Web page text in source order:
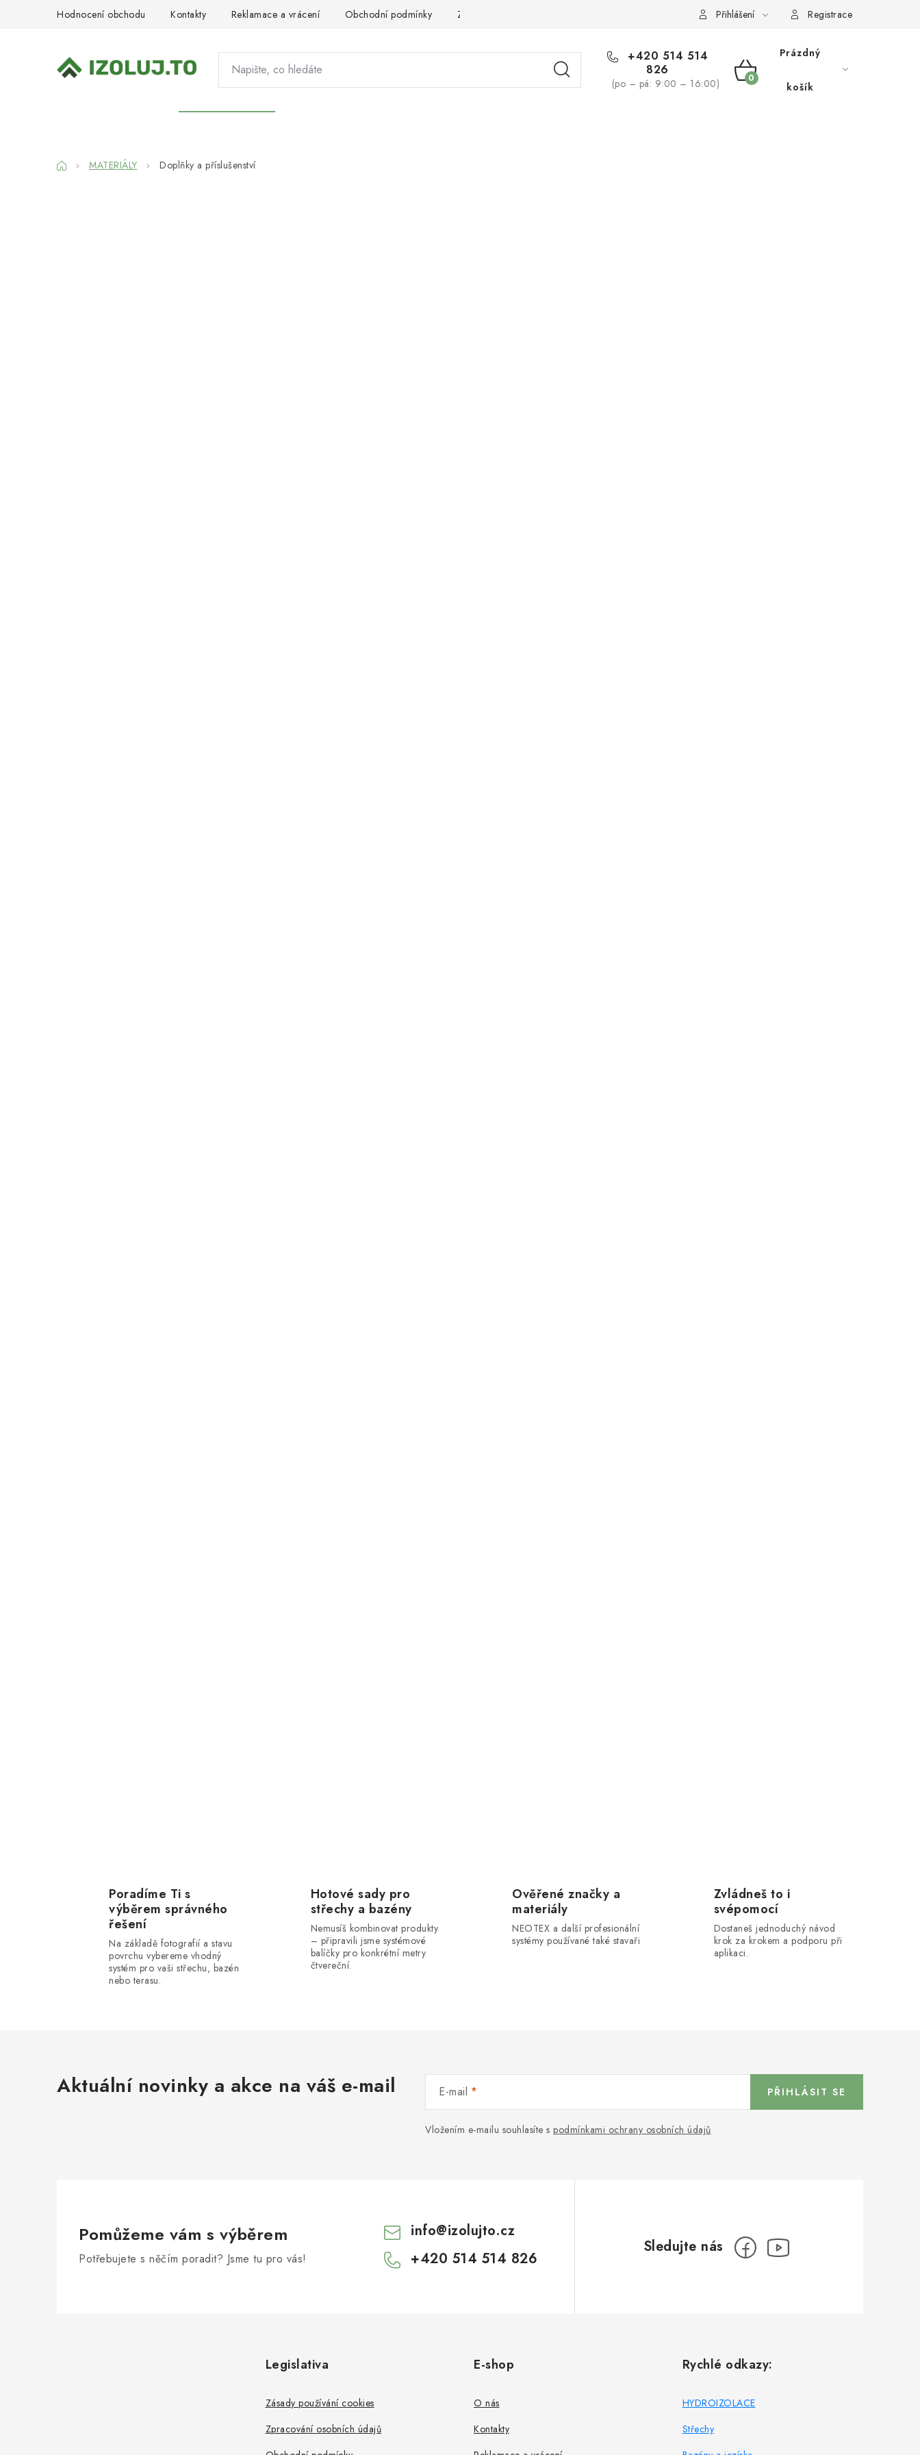
Hodnocení obchodu Kontakty Reklamace a vrácení Obchodní podmínky Zpracování osobních údajů Používaní souborů cookies Reklamační řád
Přihlášení Registrace
+420 514 514
826
(po – pá: 9:00 – 16:00)
NÁKUPNÍ
Prázdný
košík
DomůMATERIÁLY Doplňky a příslušenství
Poradíme Ti s
výběrem správného
řešení
Na základě fotografií a stavu
povrchu vybereme vhodný
systém pro vaši střechu, bazén
nebo terasu.
Hotové sady pro
střechy a bazény
Nemusíš kombinovat produkty
– připravili jsme systémové
balíčky pro konkrétní metry
čtvereční.
Ověřené značky a
materiály
NEOTEX a další profesionální
systémy používané také stavaři
Zvládneš to i
svépomocí
Dostaneš jednoduchý návod
krok za krokem a podporu při
aplikaci.
Aktuální novinky a akce na váš e-mail E-mail
Vložením e-mailu souhlasíte s podmínkami ochrany osobních údajů
PŘIHLÁSIT SE
Pomůžeme vám s výběrem
Potřebujete s něčím poradit? Jsme tu pro vás!
info@izolujto.cz
+420 514 514 826
Legislativa
Zásady používání cookies
Zpracování osobních údajů
E-shop
O nás
Kontakty
Rychlé odkazy:
HYDROIZOLACE
Střechy